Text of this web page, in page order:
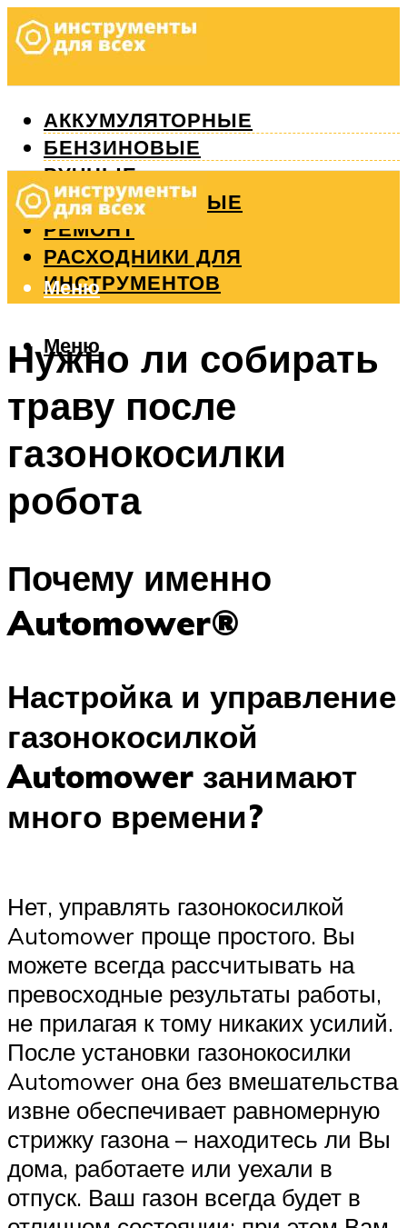
АККУМУЛЯТОРНЫЕ
БЕНЗИНОВЫЕ
РУЧНЫЕ
ИЗМЕРИТЕЛЬНЫЕ
РЕМОНТ
РАСХОДНИКИ ДЛЯ
ИНСТРУМЕНТОВ
Меню
Меню
Нужно ли собирать
траву после
газонокосилки
робота
Почему именно
Automower®
Настройка и управление
газонокосилкой
Automower занимают
много времени?
Нет, управлять газонокосилкой
Automower проще простого. Вы
можете всегда рассчитывать на
превосходные результаты работы,
не прилагая к тому никаких усилий.
После установки газонокосилки
Automower она без вмешательства
извне обеспечивает равномерную
стрижку газона – находитесь ли Вы
дома, работаете или уехали в
отпуск. Ваш газон всегда будет в